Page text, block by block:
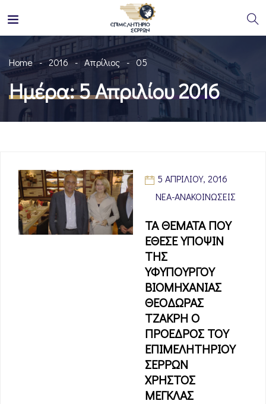
Home 2016 Απρίλιος 05
Ημέρα:5 Απριλίου 2016
5 ΑΠΡΙΛΊΟΥ, 2016
ΝΈΑ-ΑΝΑΚΟΙΝΏΣΕΙΣ
ΤΑ ΘΕΜΑΤΑ ΠΟΥ
ΕΘΕΣΕ ΥΠΟΨΙΝ
ΤΗΣ
ΥΦΥΠΟΥΡΓΟΥ
ΒΙΟΜΗΧΑΝΙΑΣ
ΘΕΟΔΩΡΑΣ
ΤΖΑΚΡΗ Ο
ΠΡΟΕΔΡΟΣ ΤΟΥ
ΕΠΙΜΕΛΗΤΗΡΙΟΥ
ΣΕΡΡΩΝ
ΧΡΗΣΤΟΣ
ΜΕΓΚΛΑΣ